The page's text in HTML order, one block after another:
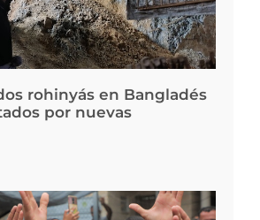
rohinyás en Bangladés
por nuevas